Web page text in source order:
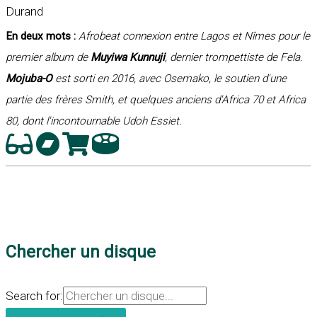
Durand
En deux mots : Afrobeat connexion entre Lagos et Nîmes pour le
premier album de Muyiwa Kunnuji, dernier trompettiste de Fela.
Mojuba-Oest sorti en 2016, avec Osemako, le soutien d'une
partie des frères Smith, et quelques anciens d'Africa 70 et Africa
80, dont l'incontournable Udoh Essiet.
Chercher un disque
Search for: